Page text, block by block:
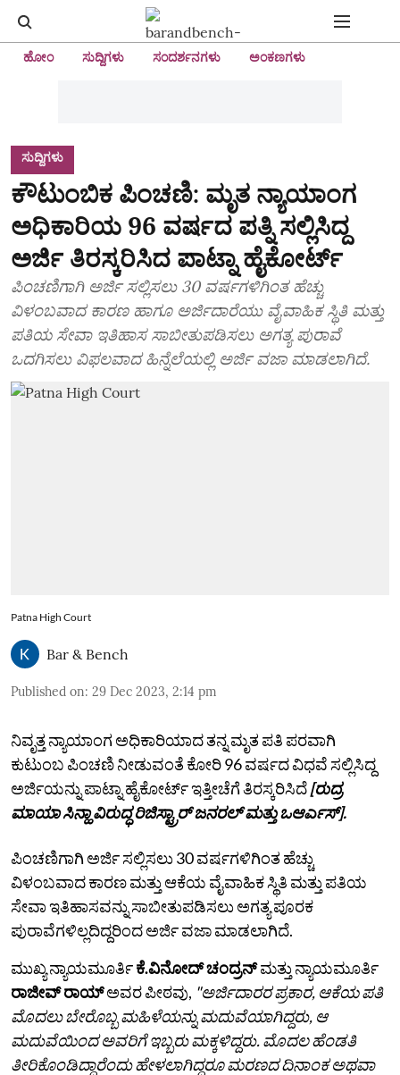
ಹೋಂ ಸುದ್ದಿಗಳು ಸಂದರ್ಶನಗಳು ಅಂಕಣಗಳು
ಸುದ್ದಿಗಳು
ಕೌಟುಂಬಿಕ ಪಿಂಚಣಿ: ಮೃತ ನ್ಯಾಯಾಂಗ
ಅಧಿಕಾರಿಯ 96 ವರ್ಷದ ಪತ್ನಿ ಸಲ್ಲಿಸಿದ್ದ
ಅರ್ಜಿ ತಿರಸ್ಕರಿಸಿದ ಪಾಟ್ನಾ ಹೈಕೋರ್ಟ್‌
ಪಿಂಚಣಿಗಾಗಿ ಅರ್ಜಿ ಸಲ್ಲಿಸಲು 30 ವರ್ಷಗಳಿಗಿಂತ ಹೆಚ್ಚು
ವಿಳಂಬವಾದ ಕಾರಣ ಹಾಗೂ ಅರ್ಜಿದಾರೆಯು ವೈವಾಹಿಕ ಸ್ಥಿತಿ ಮತ್ತು
ಪತಿಯ ಸೇವಾ ಇತಿಹಾಸ ಸಾಬೀತುಪಡಿಸಲು ಅಗತ್ಯ ಪುರಾವೆ
ಒದಗಿಸಲು ವಿಫಲವಾದ ಹಿನ್ನೆಲೆಯಲ್ಲಿ ಅರ್ಜಿ ವಜಾ ಮಾಡಲಾಗಿದೆ.
Patna High Court
Bar & Bench
Published on: 29 Dec 2023, 2:14 pm
ನಿವೃತ್ತ ನ್ಯಾಯಾಂಗ ಅಧಿಕಾರಿಯಾದ ತನ್ನ ಮೃತ ಪತಿ ಪರವಾಗಿ
ಕುಟುಂಬ ಪಿಂಚಣಿ ನೀಡುವಂತೆ ಕೋರಿ 96 ವರ್ಷದ ವಿಧವೆ ಸಲ್ಲಿಸಿದ್ದ
ಅರ್ಜಿಯನ್ನು ಪಾಟ್ನಾ ಹೈಕೋರ್ಟ್ ಇತ್ತೀಚೆಗೆ ತಿರಸ್ಕರಿಸಿದೆ[ರುದ್ರ
ಮಾಯಾ ಸಿನ್ಹಾ ವಿರುದ್ಧ ರಿಜಿಸ್ಟ್ರಾರ್ ಜನರಲ್ ಮತ್ತು ಒಆರ್ಎಸ್].
ಪಿಂಚಣಿಗಾಗಿ ಅರ್ಜಿ ಸಲ್ಲಿಸಲು 30 ವರ್ಷಗಳಿಗಿಂತ ಹೆಚ್ಚು
ವಿಳಂಬವಾದ ಕಾರಣ ಮತ್ತು ಆಕೆಯ ವೈವಾಹಿಕ ಸ್ಥಿತಿ ಮತ್ತು ಪತಿಯ
ಸೇವಾ ಇತಿಹಾಸವನ್ನು ಸಾಬೀತುಪಡಿಸಲು ಅಗತ್ಯ ಪೂರಕ
ಪುರಾವೆಗಳಿಲ್ಲದಿದ್ದರಿಂದ ಅರ್ಜಿ ವಜಾ ಮಾಡಲಾಗಿದೆ.
ಮುಖ್ಯ ನ್ಯಾಯಮೂರ್ತಿಕೆ.ವಿನೋದ್ ಚಂದ್ರನ್ಮತ್ತು ನ್ಯಾಯಮೂರ್ತಿ
ರಾಜೀವ್ ರಾಯ್ಅವರ ಪೀಠವು, "ಅರ್ಜಿದಾರರ ಪ್ರಕಾರ, ಆಕೆಯ ಪತಿ
ಮೊದಲು ಬೇರೊಬ್ಬ ಮಹಿಳೆಯನ್ನು ಮದುವೆಯಾಗಿದ್ದರು, ಆ
ಮದುವೆಯಿಂದ ಅವರಿಗೆ ಇಬ್ಬರು ಮಕ್ಕಳಿದ್ದರು. ಮೊದಲ ಹೆಂಡತಿ
ತೀರಿಕೊಂಡಿದ್ದಾರೆಂದು ಹೇಳಲಾಗಿದ್ದರೂ ಮರಣದ ದಿನಾಂಕ ಅಥವಾ